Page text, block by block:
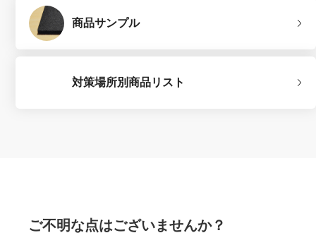
商品サンプル
対策場所別商品リスト
ご不明な点はございませんか？